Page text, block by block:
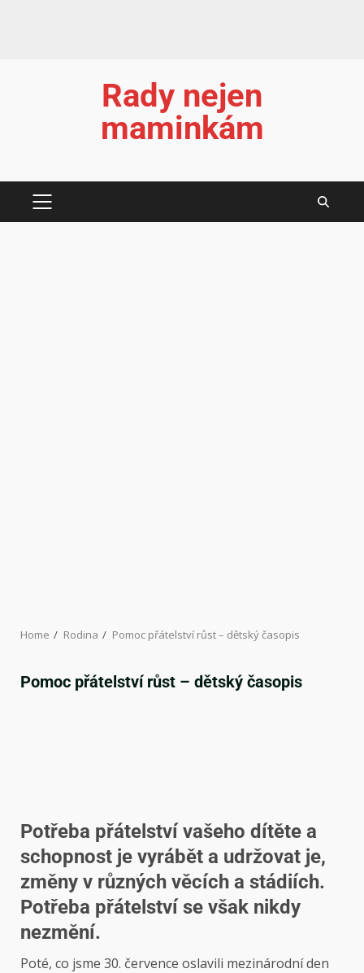
Rady nejen
maminkám
Home Rodina Pomoc přátelství růst – dětský časopis
Pomoc přátelství růst – dětský časopis
Potřeba přátelství vašeho dítěte a
schopnost je vyrábět a udržovat je,
změny v různých věcích a stádiích.
Potřeba přátelství se však nikdy
nezmění.
Poté, co jsme 30. července oslavili mezinárodní den